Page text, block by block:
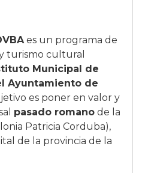
es un programa de
turismo cultural
Municipal de
Ayuntamiento de
es poner en valor y
pasado romanode la
Patricia Corduba),
de la provincia de la